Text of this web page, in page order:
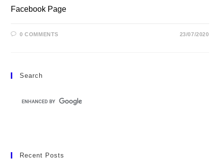
Facebook Page
0 COMMENTS 23/07/2020
Search
Recent Posts